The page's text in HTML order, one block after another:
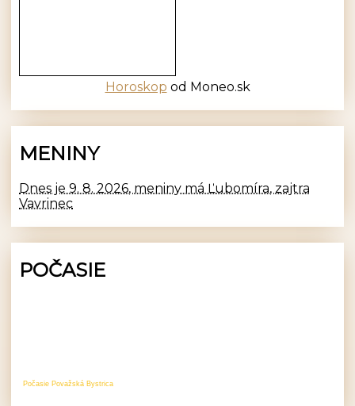
Horoskop od Moneo.sk
MENINY
Dnes je 9. 8. 2026, meniny má Ľubomíra, zajtra
Vavrinec
POČASIE
Počasie Považská Bystrica